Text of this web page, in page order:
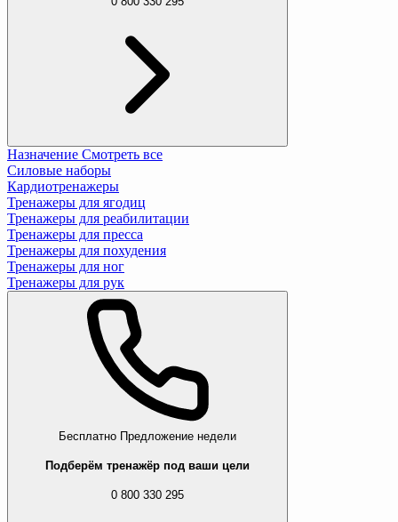
Назначение Смотреть все
Силовые наборы
Кардиотренажеры
Тренажеры для ягодиц
Тренажеры для реабилитации
Тренажеры для пресса
Тренажеры для похудения
Тренажеры для ног
Тренажеры для рук
Бесплатно Предложение недели
Подберём тренажёр под ваши цели
0 800 330 295